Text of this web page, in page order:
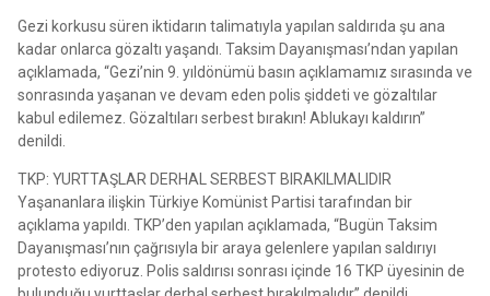
Gezi korkusu süren iktidarın talimatıyla yapılan saldırıda şu ana
kadar onlarca gözaltı yaşandı. Taksim Dayanışması’ndan yapılan
açıklamada, “Gezi’nin 9. yıldönümü basın açıklamamız sırasında ve
sonrasında yaşanan ve devam eden polis şiddeti ve gözaltılar
kabul edilemez. Gözaltıları serbest bırakın! Ablukayı kaldırın”
denildi.
TKP: YURTTAŞLAR DERHAL SERBEST BIRAKILMALIDIR
Yaşananlara ilişkin Türkiye Komünist Partisi tarafından bir
açıklama yapıldı. TKP’den yapılan açıklamada, “Bugün Taksim
Dayanışması’nın çağrısıyla bir araya gelenlere yapılan saldırıyı
protesto ediyoruz. Polis saldırısı sonrası içinde 16 TKP üyesinin de